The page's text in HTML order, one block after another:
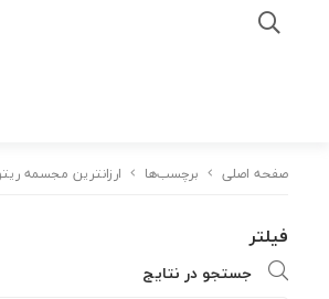
صفحه اصلی برچسب‌ها ارزانترین مجسمه
فیلتر
جستجو در نتایج